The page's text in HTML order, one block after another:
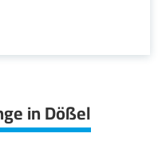
in Dößel